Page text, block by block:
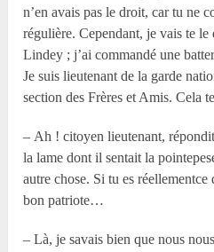
n’en avais pas le droit, car tu ne
régulière. Cependant, je vais te
Lindey ; j’ai commandé une
Je suis lieutenant de la garde
section des Frères et Amis. Cela
– Ah ! citoyen lieutenant,
la lame dont il sentait la
autre chose. Si tu es réellementce
bon patriote…
– Là, je savais bien que nous